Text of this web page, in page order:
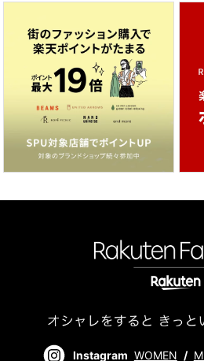
Instagram WOMEN /